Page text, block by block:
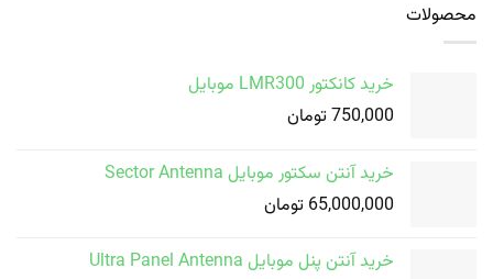
محصولات
خرید کانکتور LMR300 موبایل
750,000 تومان
خرید آنتن سکتور موبایل Sector Antenna
65,000,000 تومان
خرید آنتن پنل موبایل Ultra Panel Antenna